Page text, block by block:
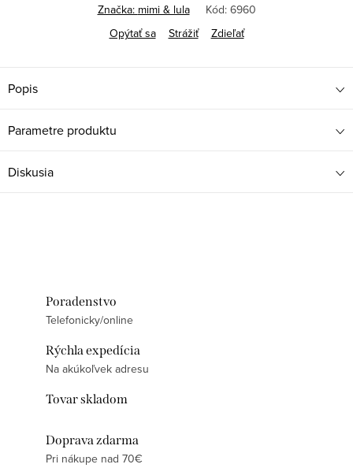
Značka: mimi & lula Kód: 6960
Opýtať sa
Strážiť Zdieľať
Popis
Parametre produktu
Diskusia
Poradenstvo
Telefonicky/online
Rýchla expedícia
Na akúkoľvek adresu
Tovar skladom
Doprava zdarma
Pri nákupe nad 70€